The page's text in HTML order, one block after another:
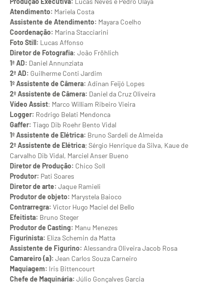
Atendimento: Mariela Costa
Assistente de Atendimento: Mayara Coelho
Coordenação: Marina Stacciarini
Foto Still: Lucas Affonso
Diretor de Fotografia: João Fröhlich
1ª AD: Daniel Annunziata
2ª AD: Guilherme Conti Jardim
1º Assistente de Câmera: Adinan Feijó Lopes
2º Assistente de Câmera: Daniel da Cruz Oliveira
Vídeo Assist: Marco William Ribeiro Vieira
Logger: Rodrigo Belati Mendonca
Gaffer: Tiago Dib Roehr Bento Vidal
1º Assistente de Elétrica: Bruno Sardeli de Almeida
2º Assistente de Elétrica; Sérgio Henrique da Silva, Kaue de
Carvalho Dib Vidal, Marciel Anser Bueno
Diretor de Produção: Chico Soll
Produtor: Pati Soares
Diretor de arte: Jaque Ramieli
Produtor de objeto: Marystela Baioco
Contrarregra: Victor Hugo Maciel del Bello
Efeitista: Bruno Steger
Produtor de Casting: Manu Menezes
Figurinista: Eliza Schemin da Matta
Assistente de Figurino: Alessandra Oliveira Jacob Rosa
Camareiro (a): Jean Carlos Souza Carneiro
Maquiagem: Iris Bittencourt
Chefe de Maquinária: Júlio Gonçalves Garcia